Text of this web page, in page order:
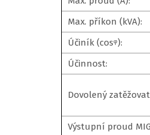
Max. příkon (kVA):
Účiník (cosᵠ):
Účinnost:
Dovolený
Výstupní proud